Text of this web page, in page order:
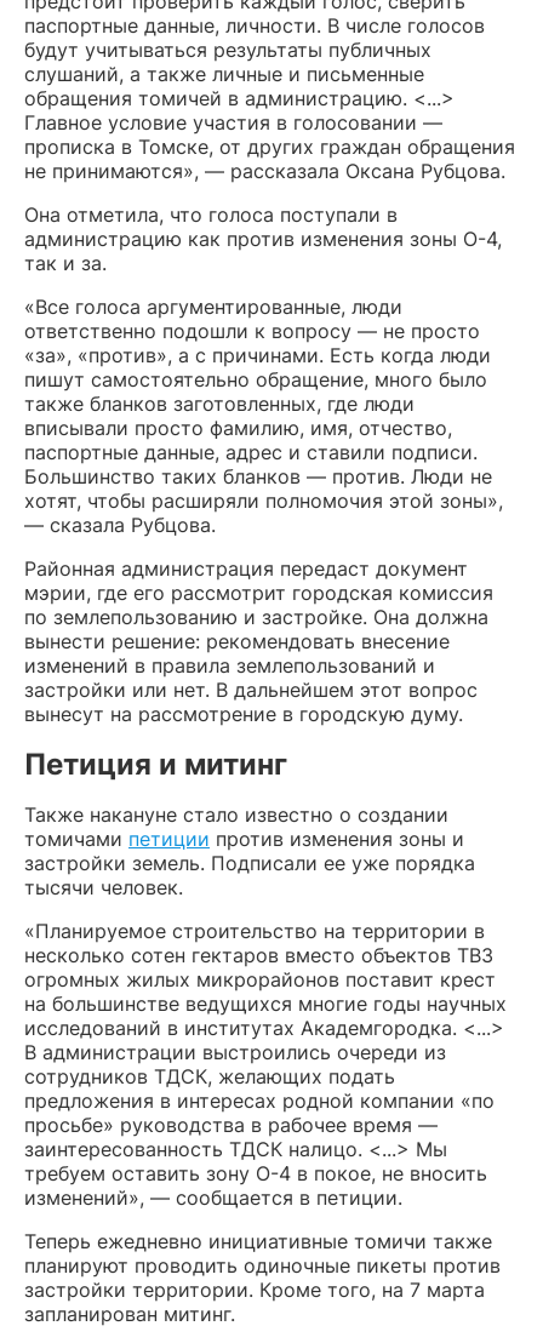
паспортные данные, личности. В числе голосов
будут учитываться результаты публичных
слушаний, а также личные и письменные
обращения томичей в администрацию. <...>
Главное условие участия в голосовании —
прописка в Томске, от других граждан обращения
не принимаются», — рассказала Оксана Рубцова.
Она отметила, что голоса поступали в
администрацию как против изменения зоны О-4,
так и за.
«Все голоса аргументированные, люди
ответственно подошли к вопросу — не просто
«за», «против», а с причинами. Есть когда люди
пишут самостоятельно обращение, много было
также бланков заготовленных, где люди
вписывали просто фамилию, имя, отчество,
паспортные данные, адрес и ставили подписи.
Большинство таких бланков — против. Люди не
хотят, чтобы расширяли полномочия этой зоны»,
— сказала Рубцова.
Районная администрация передаст документ
мэрии, где его рассмотрит городская комиссия
по землепользованию и застройке. Она должна
вынести решение: рекомендовать внесение
изменений в правила землепользований и
застройки или нет. В дальнейшем этот вопрос
вынесут на рассмотрение в городскую думу.
Петиция и митинг
Также накануне стало известно о создании
томичами петиции против изменения зоны и
застройки земель. Подписали ее уже порядка
тысячи человек.
«Планируемое строительство на территории в
несколько сотен гектаров вместо объектов ТВЗ
огромных жилых микрорайонов поставит крест
на большинстве ведущихся многие годы научных
исследований в институтах Академгородка. <...>
В администрации выстроились очереди из
сотрудников ТДСК, желающих подать
предложения в интересах родной компании «по
просьбе» руководства в рабочее время —
заинтересованность ТДСК налицо. <...> Мы
требуем оставить зону О-4 в покое, не вносить
изменений», — сообщается в петиции.
Теперь ежедневно инициативные томичи также
планируют проводить одиночные пикеты против
застройки территории. Кроме того, на 7 марта
запланирован митинг.